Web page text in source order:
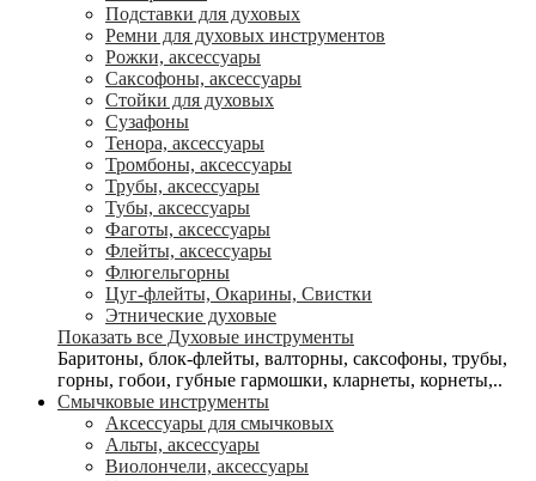
Подставки для духовых
Ремни для духовых инструментов
Рожки, аксессуары
Саксофоны, аксессуары
Стойки для духовых
Сузафоны
Тенора, аксессуары
Тромбоны, аксессуары
Трубы, аксессуары
Тубы, аксессуары
Фаготы, аксессуары
Флейты, аксессуары
Флюгельгорны
Цуг-флейты, Окарины, Свистки
Этнические духовые
Показать все Духовые инструменты
Баритоны, блок-флейты, валторны, саксофоны, трубы,
горны, гобои, губные гармошки, кларнеты, корнеты,..
Смычковые инструменты
Аксессуары для смычковых
Альты, аксессуары
Виолончели, аксессуары